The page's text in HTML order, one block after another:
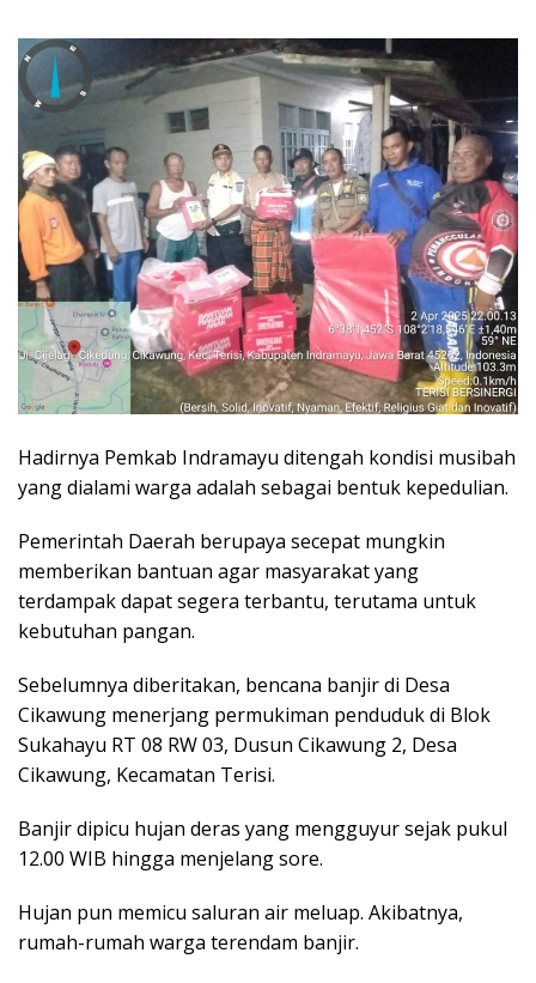
Hadirnya Pemkab Indramayu ditengah kondisi musibah
yang dialami warga adalah sebagai bentuk kepedulian.
Pemerintah Daerah berupaya secepat mungkin
memberikan bantuan agar masyarakat yang
terdampak dapat segera terbantu, terutama untuk
kebutuhan pangan.
Sebelumnya diberitakan, bencana banjir di Desa
Cikawung menerjang permukiman penduduk di Blok
Sukahayu RT 08 RW 03, Dusun Cikawung 2, Desa
Cikawung, Kecamatan Terisi.
Banjir dipicu hujan deras yang mengguyur sejak pukul
12.00 WIB hingga menjelang sore.
Hujan pun memicu saluran air meluap. Akibatnya,
rumah-rumah warga terendam banjir.